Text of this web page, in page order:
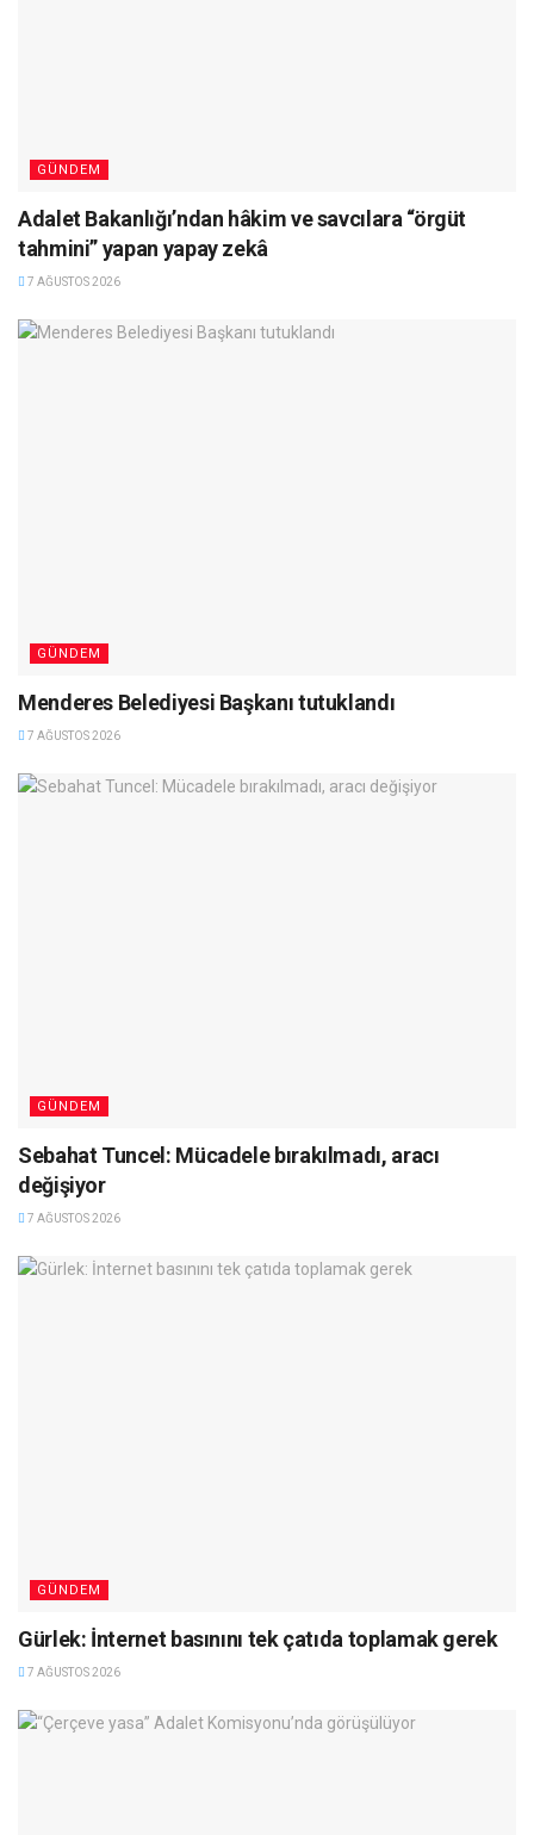
GÜNDEM
Adalet Bakanlığı’ndan hâkim ve savcılara “örgüt
tahmini” yapan yapay zekâ
7 AĞUSTOS 2026
GÜNDEM
Menderes Belediyesi Başkanı tutuklandı
7 AĞUSTOS 2026
GÜNDEM
Sebahat Tuncel: Mücadele bırakılmadı, aracı
değişiyor
7 AĞUSTOS 2026
GÜNDEM
Gürlek: İnternet basınını tek çatıda toplamak gerek
7 AĞUSTOS 2026